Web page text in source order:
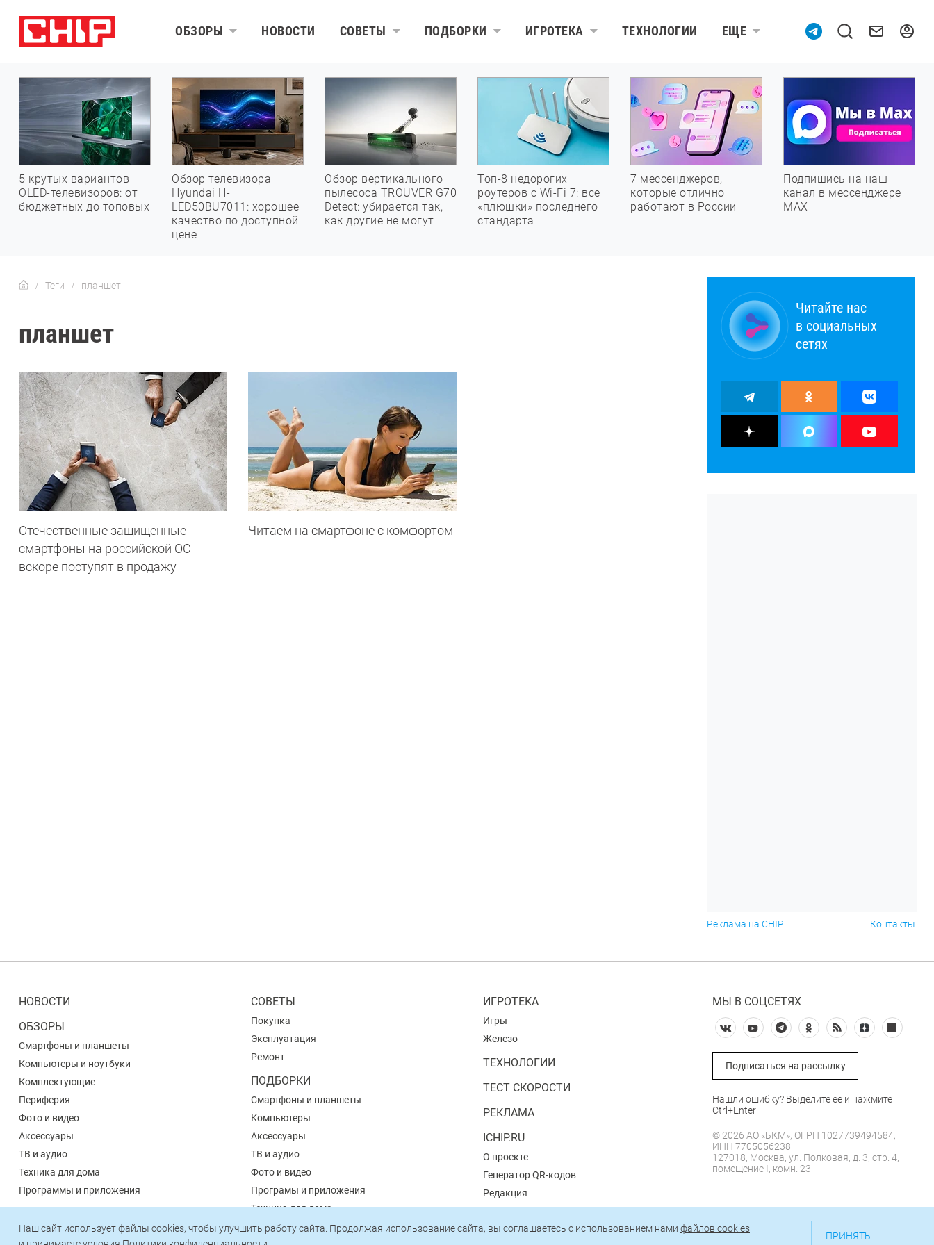
ОБЗОРЫ НОВОСТИ СОВЕТЫ ПОДБОРКИ ИГРОТЕКА ТЕХНОЛОГИИ ЕЩЕ
5 крутых вариантов
OLED-телевизоров: от
бюджетных до топовых
Обзор телевизора
Hyundai H-
LED50BU7011: хорошее
качество по доступной
цене
Обзор вертикального
пылесоса TROUVER G70
Detect: убирается так,
как другие не могут
Топ-8 недорогих
роутеров с Wi-Fi 7: все
«плюшки» последнего
стандарта
7 мессенджеров,
которые отлично
работают в России
Подпишись на наш
канал в мессенджере
МАХ
Теги планшет
планшет
Отечественные защищенные
смартфоны на российской ОС
вскоре поступят в продажу
Читаем на смартфоне с комфортом
Читайте нас
в социальных
сетях
Реклама на CHIP Контакты
НОВОСТИ
ОБЗОРЫ
Смартфоны и планшеты
Компьютеры и ноутбуки
Комплектующие
Периферия
Фото и видео
Аксессуары
ТВ и аудио
Техника для дома
Программы и приложения
СОВЕТЫ
Покупка
Эксплуатация
Ремонт
ПОДБОРКИ
Смартфоны и планшеты
Компьютеры
Аксессуары
ТВ и аудио
Фото и видео
Програмы и приложения
Техника для дома
ИГРОТЕКА
Игры
Железо
ТЕХНОЛОГИИ
ТЕСТ СКОРОСТИ
РЕКЛАМА
ICHIP.RU
О проекте
Генератор QR-кодов
Редакция
Политика конфиденциальности
МЫ В СОЦСЕТЯХ
Подписаться на рассылку
Нашли ошибку? Выделите ее и нажмите
Ctrl+Enter
© 2026 АО «БКМ», ОГРН 1027739494584,
ИНН 7705056238
127018, Москва, ул. Полковая, д. 3, стр. 4,
помещение I, комн. 23
Наш сайт использует файлы cookies, чтобы улучшить работу сайта. Продолжая использование сайта, вы соглашаетесь c использованием нами файлов cookies
ПРИНЯТЬ